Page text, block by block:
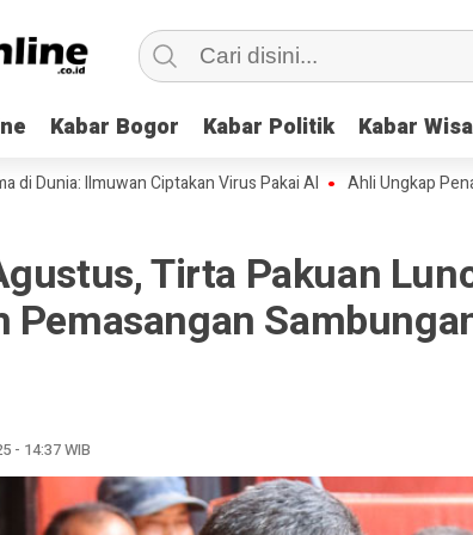
Kabar Bogor Kabar Politik Kabar
Kabar Bogor Kabar Politik Kabar
Ilmuwan Ciptakan Virus Pakai AI Ahli Ungkap Penampakan
Tirta Pakuan
Pemasangan
- 14:37 WIB